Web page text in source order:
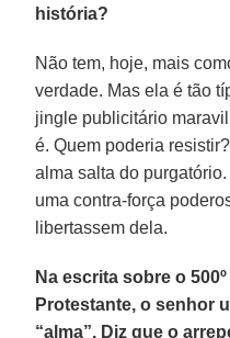
história?
Não tem, hoje, mais
verdade. Mas ela é tão
jingle publicitário
é. Quem poderia
alma salta do
uma contra-força
libertassem dela.
Na escrita sobre o
Protestante, o senhor
“alma”. Diz que o